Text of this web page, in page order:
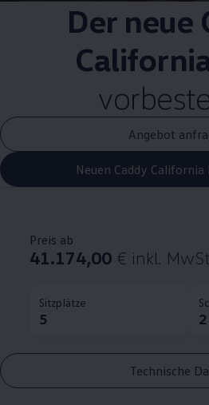
Der neue
Angebot
Neuen Caddy
Preis ab
41.174,00 € inkl.
Sitzplätze
5 2
Technische